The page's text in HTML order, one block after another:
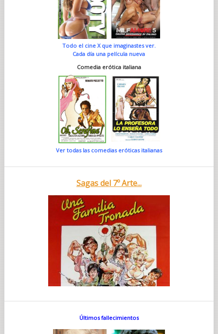
Todo el cine X que imaginastes ver.
Cada día una película nueva
Comedia erótica italiana
Ver todas las comedias eróticas italianas
Sagas del 7º Arte...
Últimos fallecimientos